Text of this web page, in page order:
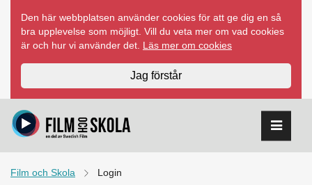
innehåll
Den här webbplatsen använder cookies för att ge dig en så
bra upplevelse som möjligt. Vill du veta mer om vad cookies
är och hur vi använder det. Läs mer om cookies
Jag förstår
Film och Skola Login